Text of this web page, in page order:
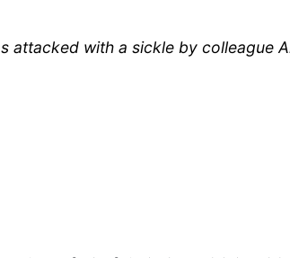
attacked with a sickle by colleague